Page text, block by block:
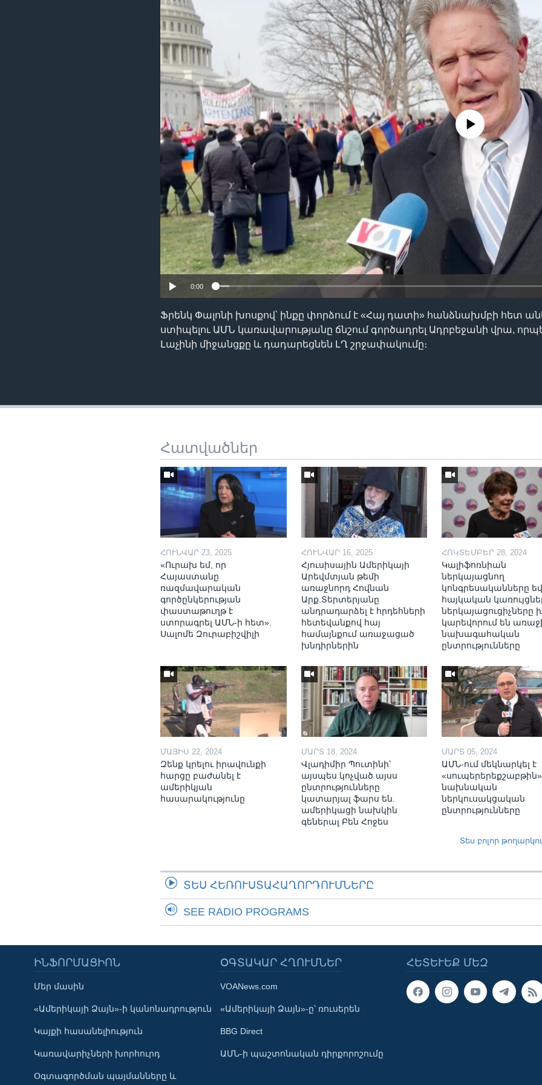
Learning English
ՀԵՏԵՒԵՔ ՄԵԶ
No media source currently
0:00
Ֆրենկ Փալոնի խոսքով՝ ինքը փորձում է «Հայ դատի» հանձնախմբի հետ
ստիպելու ԱՄՆ կառավարությանը ճնշում գործադրել Ադրբեջանի վրա,
Լաչինի միջանցքը և դադարեցնեն ԼՂ շրջափակումը։
Հատվածներ
ՀՈՒՆՎԱՐ 23, 2025
«Ուրախ եմ, որ
Հայաստանը
ռազմավարական
գործընկերության
փաստաթուղթ է
ստորագրել ԱՄՆ-ի հետ».
Սալոմե Զուրաբիշվիլի
ՀՈՒՆՎԱՐ 16, 2025
Հյուսիսային Ամերիկայի
Արեվմտյան թեմի
առաջնորդ Հովնան
Արք.Տերտերյանը
անդրադարձել է հրդեհների
հետեվանքով հայ
համայնքում առաջացած
խնդիրներին
ՀՈԿՏԵՄԲԵՐ 28, 2024
Կալիֆոռնիան
ներկայացնող
կոնգրեսականները եվ
հայկական
ներկայացուցիչները
կարեվորում են
նախագահական
ընտրությունները
ՄԱՅԻՍ 22, 2024
Զենք կրելու իրավունքի
հարցը բաժանել է
ամերիկյան
հասարակությունը
ՄԱՐՏ 18, 2024
Վլադիմիր Պուտինի՝
այսպես կոչված այսս
ընտրությունները
կատարյալ ֆարս են.
ամերիկացի նախկին
գեներալ Բեն Հոջես
ՄԱՐՏ 05, 2024
ԱՄՆ-ում մեկնարկել է
նախնական
ներկուսակցական
ընտրությունները
Տես բոլոր
ՏԵՍ ՀԵՌՈՒՍՏԱՀԱՂՈՐԴՈՒՄՆԵՐԸ
SEE RADIO PROGRAMS
ՀԵՏԵՒԵՔ ՄԵԶ
ԻՆՖՈՐՄԱՑԻՈՆ
Մեր մասին
«Ամերիկայի Ձայն»-ի կանոնադրություն
Կայքի հասանելիություն
Կառավարիչների խորհուրդ
Օգտագործման պայմանները և
ՕԳՏԱԿԱՐ ՀՂՈՒՄՆԵՐ
VOANews.com
«Ամերիկայի Ձայն»-ը՝ ռուսերեն
BBG Direct
ԱՄՆ-ի պաշտոնական դիրքորոշումը